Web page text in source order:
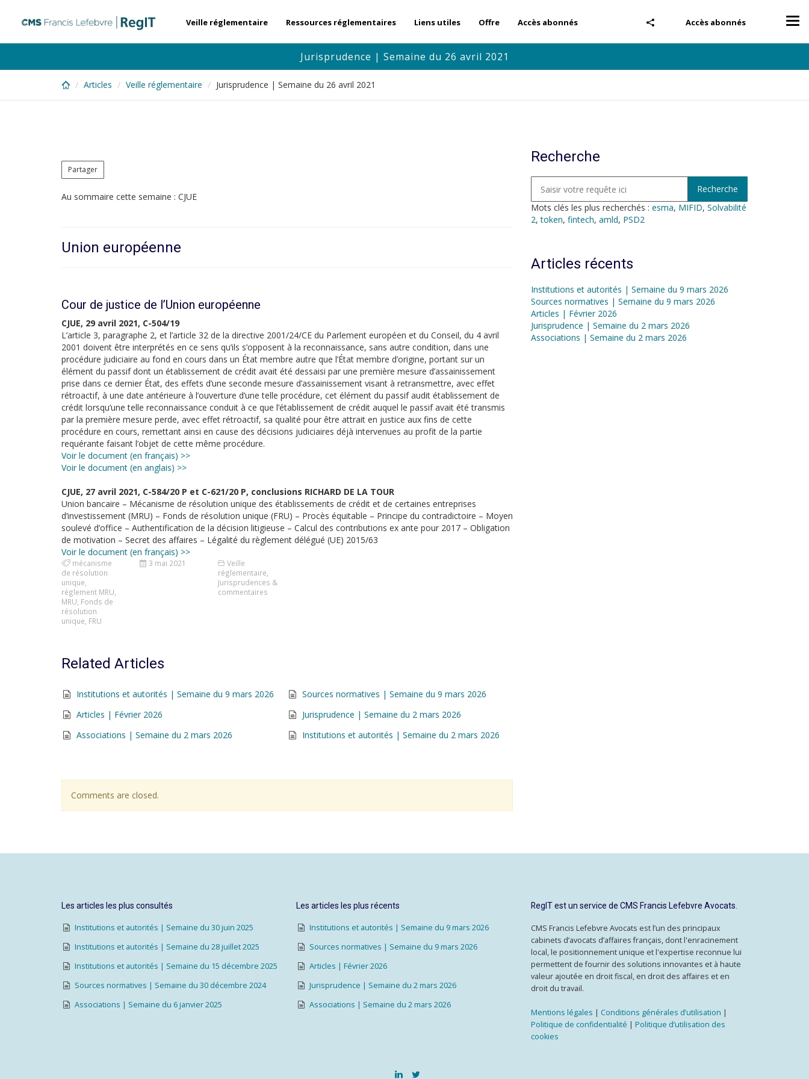
content
Accès abonnés
Veille réglementaire Ressources réglementaires Liens utiles Offre Accès abonnés
Jurisprudence | Semaine du 26 avril 2021
Articles Veille réglementaire Jurisprudence | Semaine du 26 avril 2021
Partager
Au sommaire cette semaine : CJUE
Union européenne
Cour de justice de l’Union européenne
CJUE, 29 avril 2021, C-504/19
L’article 3, paragraphe 2, et l’article 32 de la directive 2001/24/CE du Parlement européen et du Conseil, du 4 avril
2001 doivent être interprétés en ce sens qu’ils s’opposent à la reconnaissance, sans autre condition, dans une
procédure judiciaire au fond en cours dans un État membre autre que l’État membre d’origine, portant sur un
élément du passif dont un établissement de crédit avait été dessaisi par une première mesure d’assainissement
prise dans ce dernier État, des effets d’une seconde mesure d’assainissement visant à retransmettre, avec effet
rétroactif, à une date antérieure à l’ouverture d’une telle procédure, cet élément du passif audit établissement de
crédit lorsqu’une telle reconnaissance conduit à ce que l’établissement de crédit auquel le passif avait été transmis
par la première mesure perde, avec effet rétroactif, sa qualité pour être attrait en justice aux fins de cette
procédure en cours, remettant ainsi en cause des décisions judiciaires déjà intervenues au profit de la partie
requérante faisant l’objet de cette même procédure.
Voir le document (en français) >>
Voir le document (en anglais) >>
CJUE, 27 avril 2021, C-584/20 P et C-621/20 P, conclusions RICHARD DE LA TOUR
Union bancaire – Mécanisme de résolution unique des établissements de crédit et de certaines entreprises
d’investissement (MRU) – Fonds de résolution unique (FRU) – Procès équitable – Principe du contradictoire – Moyen
soulevé d’office – Authentification de la décision litigieuse – Calcul des contributions ex ante pour 2017 – Obligation
de motivation – Secret des affaires – Légalité du règlement délégué (UE) 2015/63
Voir le document (en français) >>
mécanisme
de résolution
unique
réglement MRU
MRU Fonds de
résolution
unique FRU
3 mai 2021
Veille
réglementaire
Jurisprudences &
commentaires
Related Articles
Institutions et autorités | Semaine du 9 mars 2026
Sources normatives | Semaine du 9 mars 2026
Articles | Février 2026
Jurisprudence | Semaine du 2 mars 2026
Associations | Semaine du 2 mars 2026
Institutions et autorités | Semaine du 2 mars 2026
Comments are closed.
Recherche
Mots clés les plus recherchés : esma, MIFID, Solvabilité
2,token, fintech, amld, PSD2
Articles récents
Institutions et autorités | Semaine du 9 mars 2026
Sources normatives | Semaine du 9 mars 2026
Articles | Février 2026
Jurisprudence | Semaine du 2 mars 2026
Associations | Semaine du 2 mars 2026
Les articles les plus consultés
Institutions et autorités | Semaine du 30 juin 2025
Institutions et autorités | Semaine du 28 juillet 2025
Institutions et autorités | Semaine du 15 décembre 2025
Sources normatives | Semaine du 30 décembre 2024
Associations | Semaine du 6 janvier 2025
Les articles les plus récents
Institutions et autorités | Semaine du 9 mars 2026
Sources normatives | Semaine du 9 mars 2026
Articles | Février 2026
Jurisprudence | Semaine du 2 mars 2026
Associations | Semaine du 2 mars 2026
RegIT est un service de CMS Francis Lefebvre Avocats.
CMS Francis Lefebvre Avocats est l’un des principaux
cabinets d’avocats d’affaires français, dont l'enracinement
local, le positionnement unique et l'expertise reconnue lui
permettent de fournir des solutions innovantes et à haute
valeur ajoutée en droit fiscal, en droit des affaires et en
droit du travail.
Mentions légales | Conditions générales d’utilisation |
Politique de confidentialité | Politique d’utilisation des
cookies